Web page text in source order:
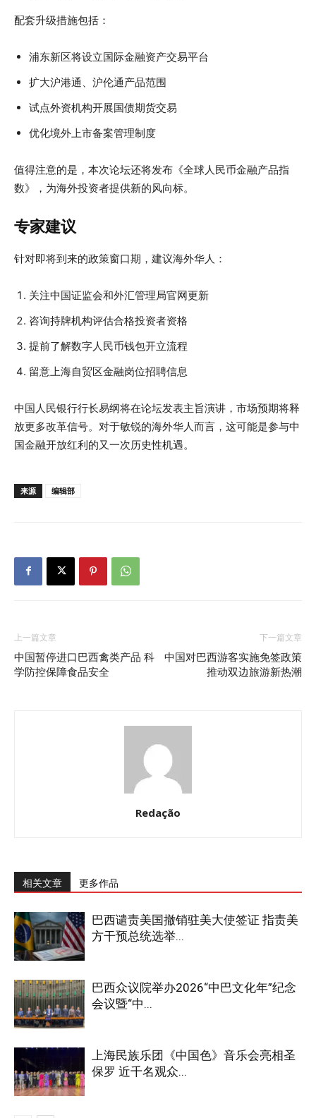
配套升级措施包括：
浦东新区将设立国际金融资产交易平台
扩大沪港通、沪伦通产品范围
试点外资机构开展国债期货交易
优化境外上市备案管理制度
值得注意的是，本次论坛还将发布《全球人民币金融产品指
数》，为海外投资者提供新的风向标。
专家建议
针对即将到来的政策窗口期，建议海外华人：
关注中国证监会和外汇管理局官网更新
咨询持牌机构评估合格投资者资格
提前了解数字人民币钱包开立流程
留意上海自贸区金融岗位招聘信息
中国人民银行行长易纲将在论坛发表主旨演讲，市场预期将释
放更多改革信号。对于敏锐的海外华人而言，这可能是参与中
国金融开放红利的又一次历史性机遇。
来源 编辑部
上一篇文章
中国暂停进口巴西禽类产品 科
学防控保障食品安全
下一篇文章
中国对巴西游客实施免签政策
推动双边旅游新热潮
Redação
相关文章 更多作品
巴西谴责美国撤销驻美大使签证 指责美
方干预总统选举...
巴西众议院举办2026“中巴文化年”纪念
会议暨“中...
上海民族乐团《中国色》音乐会亮相圣
保罗 近千名观众...